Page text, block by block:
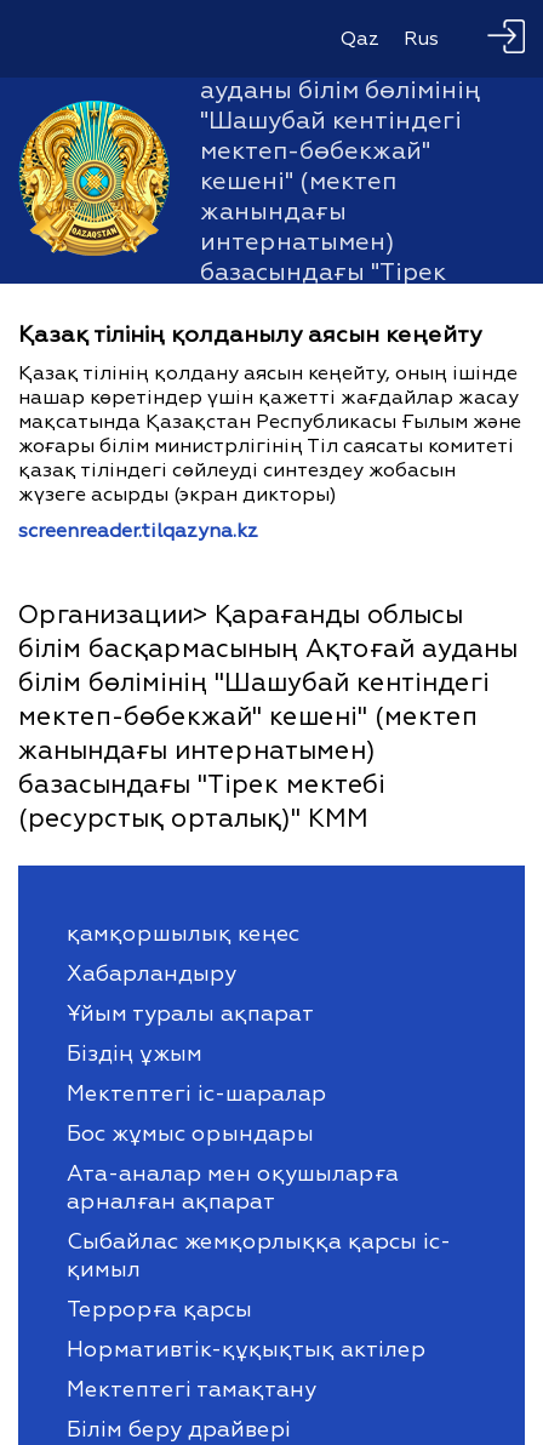
Qaz Rus
Қарағанды облысы білім
басқармасының Ақтоғай
ауданы білім бөлімінің
"Шашубай кентіндегі
мектеп-бөбекжай"
кешені" (мектеп
жанындағы
интернатымен)
базасындағы "Тірек
орталық)" КММ
Қазақ тілінің қолданылу аясын кеңейту
Қазақ тілінің қолдану аясын кеңейту, оның ішінде
нашар көретіндер үшін қажетті жағдайлар жасау
мақсатында Қазақстан Республикасы Ғылым және
жоғары білім министрлігінің Тіл саясаты комитеті
қазақ тіліндегі сөйлеуді синтездеу жобасын
жүзеге асырды (экран дикторы)
screenreader.tilqazyna.kz
Организации> Қарағанды облысы
білім басқармасының Ақтоғай ауданы
білім бөлімінің "Шашубай кентіндегі
мектеп-бөбекжай" кешені" (мектеп
жанындағы интернатымен)
базасындағы "Тірек мектебі
(ресурстық орталық)" КММ
қамқоршылық кеңес
Хабарландыру
Ұйым туралы ақпарат
Біздің ұжым
Мектептегі іс-шаралар
Бос жұмыс орындары
Ата-аналар мен оқушыларға
арналған ақпарат
Сыбайлас жемқорлыққа қарсы іс-
қимыл
Террорға қарсы
Нормативтік-құқықтық актілер
Мектептегі тамақтану
Білім беру драйвері